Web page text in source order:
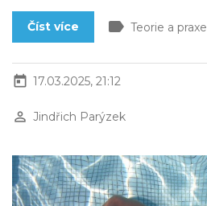
Číst více label Teorie a praxe
today 17.03.2025, 21:12
perm_identity Jindřich Parýzek